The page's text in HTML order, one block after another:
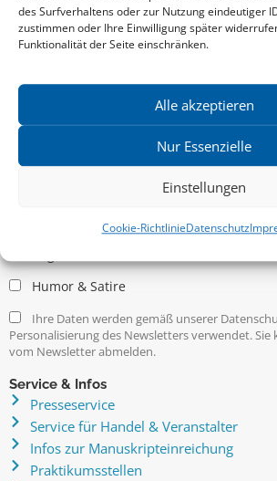
des Surfverhaltens oder zur Nutzung eindeutiger
zustimmen oder Ihre Einwilligung später
Funktionalität der Seite einschränken.
Alle akzeptieren
Nur Essenzielle
Einstellungen
Cookie-RichtlinieDatenschutz
Verlag – jederzeit wieder abbestellbar.
Kritische Theorie / Philosophie
Belletristik & Biografien
Humor & Satire
Ihre Daten werden gemäß unserer
Personalisierung des Newsletters verwendet. Sie
vom Newsletter abmelden.
Service & Infos
Presseservice
Service für Handel & Veranstalter
Infos zur Manuskripteinreichung
Praktikumsstellen